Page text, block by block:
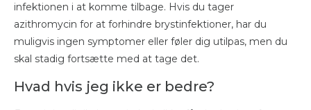
infektionen i at komme tilbage. Hvis du tager
azithromycin for at forhindre brystinfektioner, har du
muligvis ingen symptomer eller føler dig utilpas, men du
skal stadig fortsætte med at tage det.
Hvad hvis jeg ikke er bedre?